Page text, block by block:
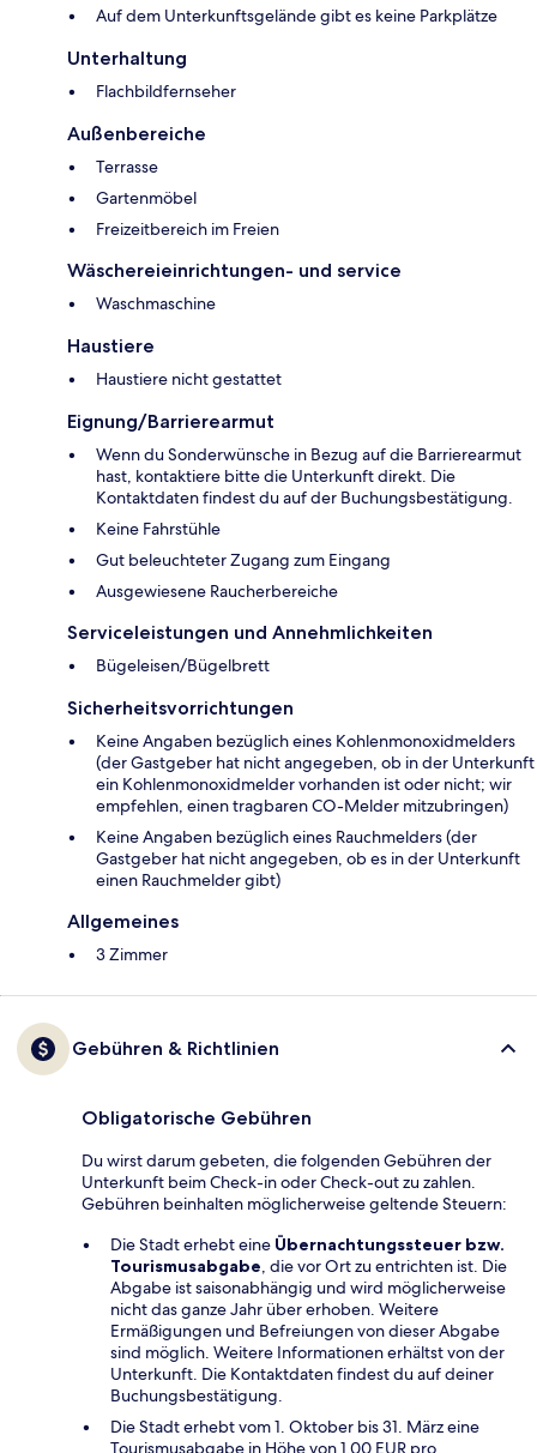
Auf dem Unterkunftsgelände gibt es keine Parkplätze
Unterhaltung
Flachbildfernseher
Außenbereiche
Terrasse
Gartenmöbel
Freizeitbereich im Freien
Wäschereieinrichtungen- und service
Waschmaschine
Haustiere
Haustiere nicht gestattet
Eignung/Barrierearmut
Wenn du Sonderwünsche in Bezug auf die Barrierearmut
hast, kontaktiere bitte die Unterkunft direkt. Die
Kontaktdaten findest du auf der Buchungsbestätigung.
Keine Fahrstühle
Gut beleuchteter Zugang zum Eingang
Ausgewiesene Raucherbereiche
Serviceleistungen und Annehmlichkeiten
Bügeleisen/Bügelbrett
Sicherheitsvorrichtungen
Keine Angaben bezüglich eines Kohlenmonoxidmelders
(der Gastgeber hat nicht angegeben, ob in der Unterkunft
ein Kohlenmonoxidmelder vorhanden ist oder nicht; wir
empfehlen, einen tragbaren CO-Melder mitzubringen)
Keine Angaben bezüglich eines Rauchmelders (der
Gastgeber hat nicht angegeben, ob es in der Unterkunft
einen Rauchmelder gibt)
Allgemeines
3 Zimmer
Gebühren & Richtlinien
Obligatorische Gebühren
Du wirst darum gebeten, die folgenden Gebühren der
Unterkunft beim Check-in oder Check-out zu zahlen.
Gebühren beinhalten möglicherweise geltende Steuern:
Die Stadt erhebt eine Übernachtungssteuer bzw.
Tourismusabgabe, die vor Ort zu entrichten ist. Die
Abgabe ist saisonabhängig und wird möglicherweise
nicht das ganze Jahr über erhoben. Weitere
Ermäßigungen und Befreiungen von dieser Abgabe
sind möglich. Weitere Informationen erhältst von der
Unterkunft. Die Kontaktdaten findest du auf deiner
Buchungsbestätigung.
Die Stadt erhebt vom 1. Oktober bis 31. März eine
Tourismusabgabe in Höhe von 1.00 EUR pro